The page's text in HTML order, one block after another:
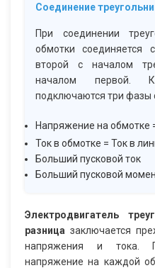
Соединение
При соединении
обмотки соединяется
второй с началом
началом первой.
подключаются три фазы
Напряжение на обмотке
Ток в обмотке = Ток в
Больший пусковой ток
Больший пусковой
Электродвигатель
разница заключается
напряжения и тока.
напряжение на каждой